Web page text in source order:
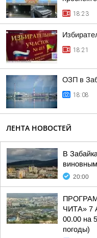
18:23
18:21
ОЗП в
18:08
ЛЕНТА НОВОСТЕЙ
В
20:00
ЧИТА» 7
00.00 на
погоды)